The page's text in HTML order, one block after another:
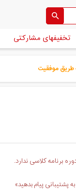
تخفیفهای مشارکتی
طریق موفقیت
برنامه کلاسی ندارد.
پشتیبانی پیام بدهید»